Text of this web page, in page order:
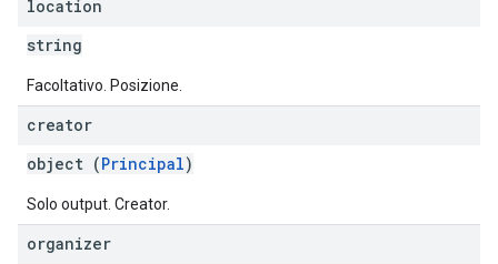
location
string
Facoltativo. Posizione.
creator
object (Principal)
Solo output. Creator.
organizer